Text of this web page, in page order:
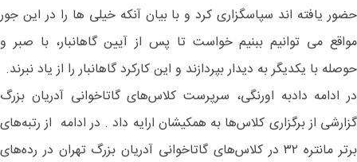
حضور یافته اند سپاسگزاری کرد و با بیان آنکه خیلی ها را در این جور
مواقع می توانیم ببنیم خواست تا پس از آیین گاهانبار، با صبر و
حوصله با یکدیگر به دیدار بپردازند و این کارکرد گاهانبار را از یاد نبرند.
در ادامه دادبه اورنگی، سرپرست کلاس‌های گاتاخوانی آدریان بزرگ
گزارشی از برگزاری کلاس‌ها به همکیشان ارایه داد . در ادامه از رتبه‌های
برتر مانتره ۳۲ در کلاس‌های گاتاخوانی آدریان بزرگ تهران در رده‌های